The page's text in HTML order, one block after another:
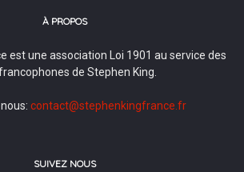
À PROPOS
est une association Loi 1901 au service des
de Stephen King.
contact@stephenkingfrance.fr
SUIVEZ NOUS